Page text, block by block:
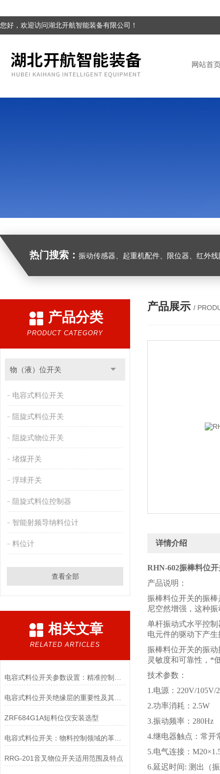
您好，欢迎访问湖北开航智能装备有限公司！
网站首
热门搜索： 振动传感器、起重机配件、限位器、红外线防撞器
产品分类
PRODUCT CATEGORY
物（液）位开关
电容式料位开关
阻旋式料位开关
阻旋式物位开关
堵煤开关
浮球开关
阻旋式料位控制器
智能射频导纳料位计
料位计
查看全部
相关文章
RELATED ARTICLES
电容式料位开关绝缘层的重要性及其作用探析
ZRF684G1A短料位仪安装选型
电容式料位开关：物料控制领域的革新者
RRG-201音叉物位开关适用范围及特点
产品展示 /
详情介绍
RHN-602振棒料位开
产品说明：
振棒料位开关的振
尼空然增强，这种
单杆振动式水平控
电元件的驱动下产
振棒料位开关的振
灵敏度和可靠性，*
技术参数：
1.电源：220V/105V/
2.功率消耗：2.5W
3.振动频率：280Hz
4.继电器触点：常开
5.电气连接：
6.延迟时间: 测出（